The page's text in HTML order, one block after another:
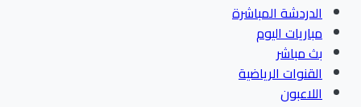
الدردشة المباشرة
مباريات اليوم
بث مباشر
القنوات الرياضية
اللاعبون